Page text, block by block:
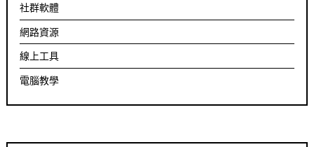
社群軟體
網路資源
線上工具
電腦教學